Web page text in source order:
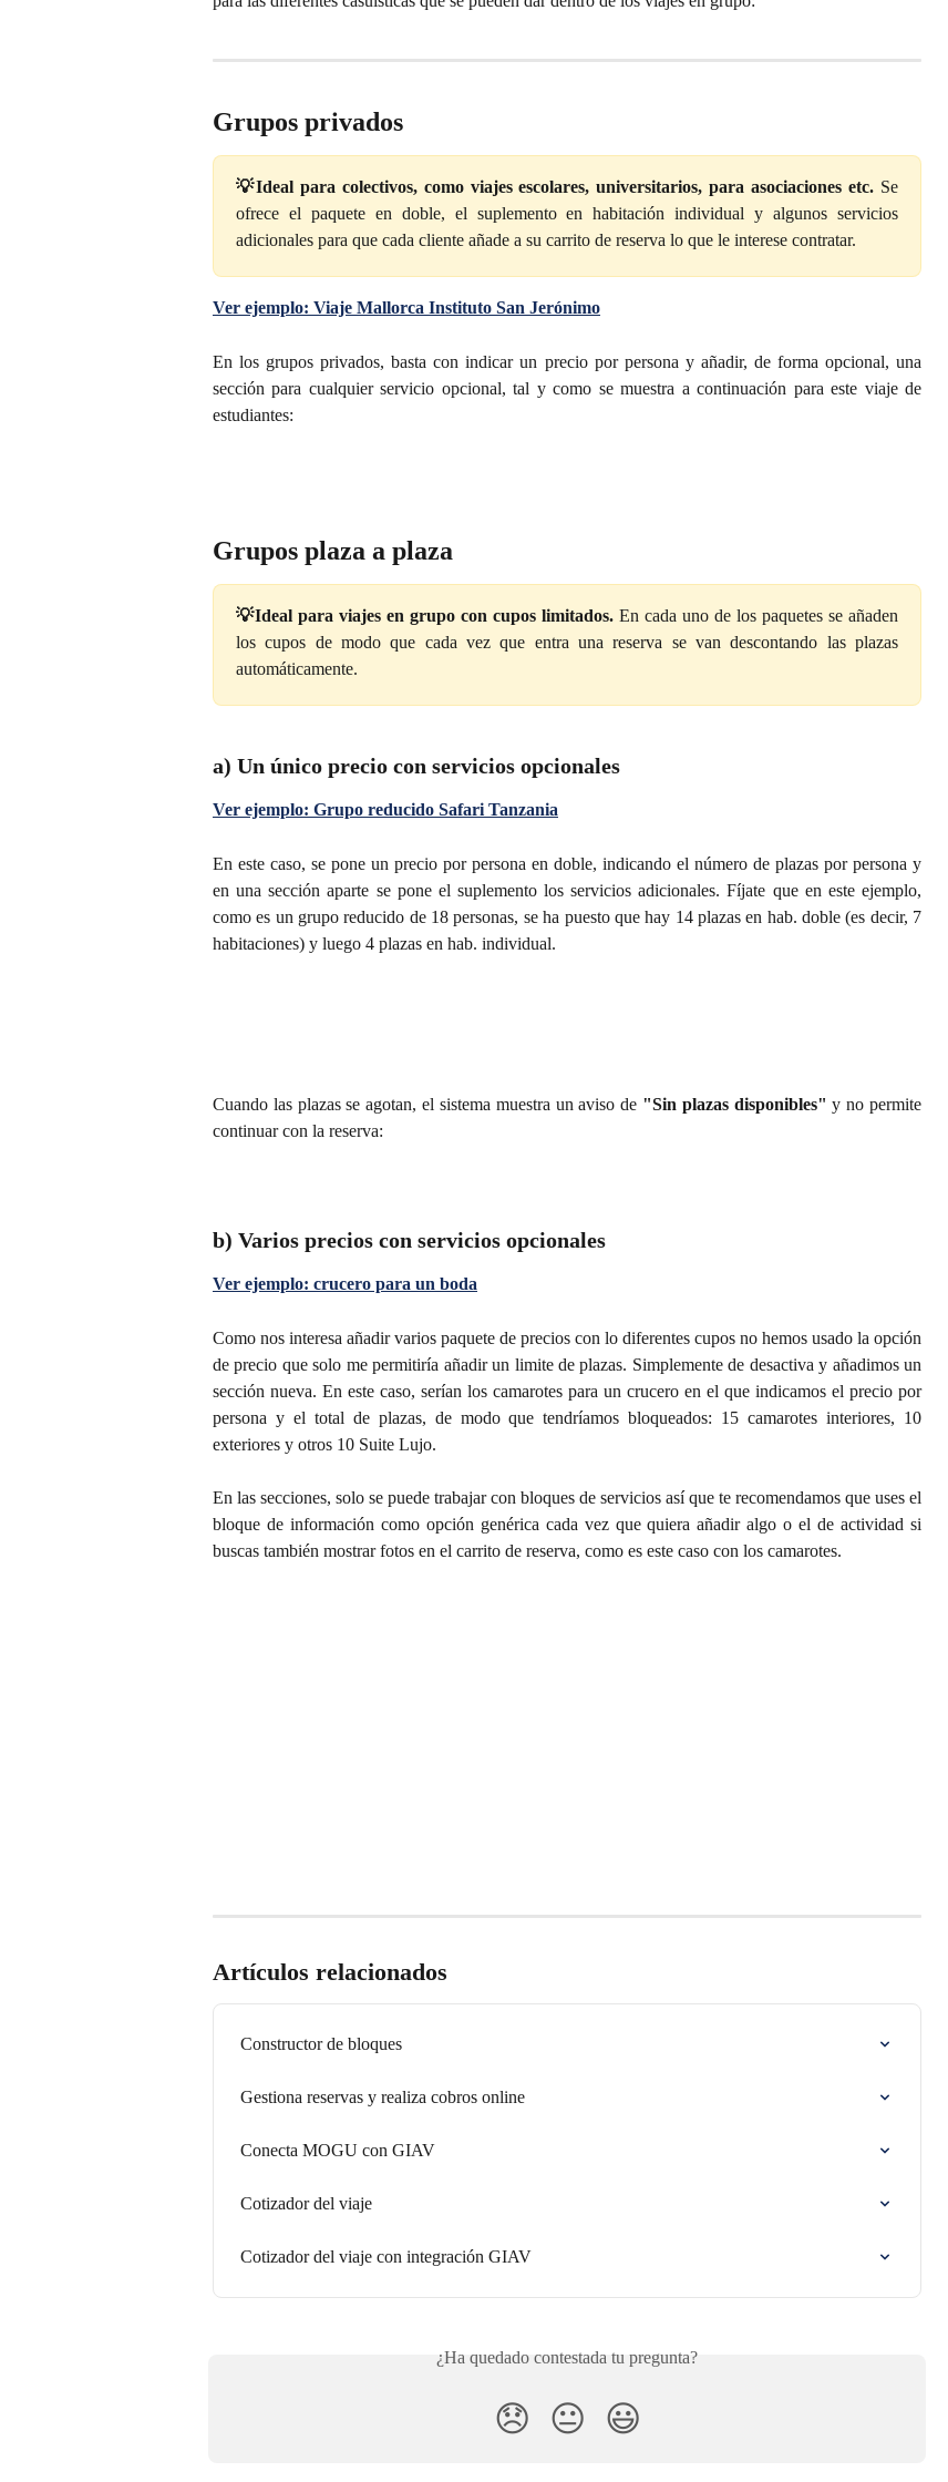
Grupos privados
💡Ideal para colectivos, como viajes escolares, universitarios, para asociaciones etc. Se
ofrece el paquete en doble, el suplemento en habitación individual y algunos servicios
adicionales para que cada cliente añade a su carrito de reserva lo que le interese contratar.
Ver ejemplo: Viaje Mallorca Instituto San Jerónimo
En los grupos privados, basta con indicar un precio por persona y añadir, de forma opcional, una
sección para cualquier servicio opcional, tal y como se muestra a continuación para este viaje de
estudiantes:
Grupos plaza a plaza
💡Ideal para viajes en grupo con cupos limitados. En cada uno de los paquetes se añaden
los cupos de modo que cada vez que entra una reserva se van descontando las plazas
automáticamente.
a) Un único precio con servicios opcionales
Ver ejemplo: Grupo reducido Safari Tanzania
En este caso, se pone un precio por persona en doble, indicando el número de plazas por persona y
en una sección aparte se pone el suplemento los servicios adicionales. Fíjate que en este ejemplo,
como es un grupo reducido de 18 personas, se ha puesto que hay 14 plazas en hab. doble (es decir, 7
habitaciones) y luego 4 plazas en hab. individual.
Cuando las plazas se agotan, el sistema muestra un aviso de "Sin plazas disponibles" y no permite
continuar con la reserva:
b) Varios precios con servicios opcionales
Ver ejemplo: crucero para un boda
Como nos interesa añadir varios paquete de precios con lo diferentes cupos no hemos usado la opción
de precio que solo me permitiría añadir un limite de plazas. Simplemente de desactiva y añadimos un
sección nueva. En este caso, serían los camarotes para un crucero en el que indicamos el precio por
persona y el total de plazas, de modo que tendríamos bloqueados: 15 camarotes interiores, 10
exteriores y otros 10 Suite Lujo.
En las secciones, solo se puede trabajar con bloques de servicios así que te recomendamos que uses el
bloque de información como opción genérica cada vez que quiera añadir algo o el de actividad si
buscas también mostrar fotos en el carrito de reserva, como es este caso con los camarotes.
Artículos relacionados
Constructor de bloques
Gestiona reservas y realiza cobros online
Conecta MOGU con GIAV
Cotizador del viaje
Cotizador del viaje con integración GIAV
¿Ha quedado contestada tu pregunta?
😞 😐 😃